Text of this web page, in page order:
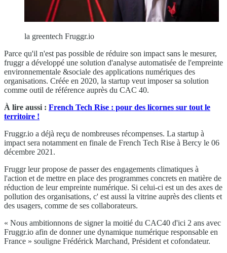
la greentech Fruggr.io
Parce qu'il n'est pas possible de réduire son impact sans le mesurer,
fruggr a développé une solution d'analyse automatisée de l'empreinte
environnementale &sociale des applications numériques des
organisations. Créée en 2020, la startup veut imposer sa solution
comme outil de référence auprès du CAC 40.
À lire aussi : French Tech Rise : pour des licornes sur tout le
territoire !
Fruggr.io a déjà reçu de nombreuses récompenses. La startup à
impact sera notamment en finale de French Tech Rise à Bercy le 06
décembre 2021.
Fruggr leur propose de passer des engagements climatiques à
l'action et de mettre en place des programmes concrets en matière de
réduction de leur empreinte numérique. Si celui-ci est un des axes de
pollution des organisations, c' est aussi la vitrine auprès des clients et
des usagers, comme de ses collaborateurs.
« Nous ambitionnons de signer la moitié du CAC40 d'ici 2 ans avec
Fruggr.io afin de donner une dynamique numérique responsable en
France » souligne Frédérick Marchand, Président et cofondateur.